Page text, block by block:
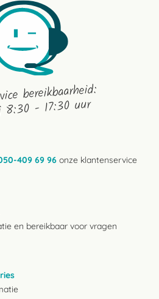
bereikbaarheid:
- 17:30 uur
409 69 96 onze klantenservice
en bereikbaar voor vragen